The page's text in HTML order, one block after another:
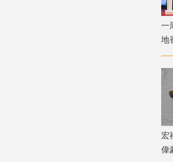
一
地
霍
際
宏
偉